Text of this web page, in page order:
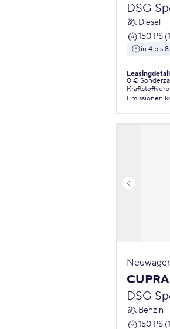
DSG
Diesel
150 PS
in 4 bis
0 €
Emissionen
DSG
Benzin
150 PS